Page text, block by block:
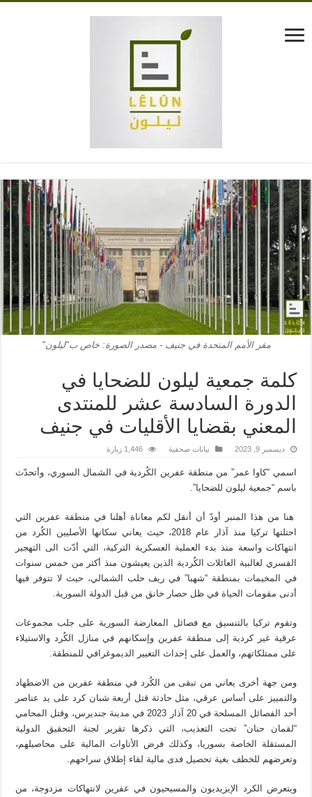
مقر الأمم المتحدة في جنيف - مصدر الصورة: خاص ب"ليلون"
كلمة جمعية ليلون للضحايا في
الدورة السادسة عشر للمنتدى
المعني بقضايا الأقليات في جنيف
ديسمبر 9, 2023 بيانات صحفية 1,446 زيارة
اسمي “كاوا عمر” من منطقة عفرين الكُردية في الشمال السوري، وأتحدّث
باسم “جمعية ليلون للضحايا”.
هنا من هذا المنبر أودّ أن أنقل لكم معاناة أهلنا في منطقة عفرين التي
احتلتها تركيا منذ آذار عام 2018، حيث يعاني سكانها الأصليين الكُرد من
انتهاكات واسعة منذ بدء العملية العسكرية التركية، التي أدّت الى التهجير
القسري لغالبية العائلات الكُردية الذين يعيشون منذ أكثر من خمس سنوات
في المخيمات بمنطقة “شهبا” في ريف حلب الشمالي، حيث لا تتوفر فيها
أدنى مقومات الحياة في ظل حصار خانق من قبل الدولة السورية.
وتقوم تركيا بالتنسيق مع فصائل المعارضة السورية على جلب مجموعات
عرقية غير كردية إلى منطقة عفرين وإسكانهم في منازل الكُرد والاستيلاء
على ممتلكاتهم، والعمل على إحداث التغيير الديموغرافي للمنطقة.
ومن جهة أخرى يعاني من تبقى من الكُرد في منطقة عفرين من الاضطهاد
والتمييز على أساس عرقي، مثل حادثة قتل أربعة شبان كرد على يد عناصر
أحد الفصائل المسلحة في 20 آذار 2023 في مدينة جنديرس، وقتل المحامي
“لقمان حنان” تحت التعذيب، التي ذكرها تقرير لجنة التحقيق الدولية
المستقلة الخاصة بسوريا، وكذلك فرض الأتاوات المالية على محاصيلهم،
وتعرضهم للخطف بغية تحصيل فدى مالية لقاء إطلاق سراحهم.
ويتعرض الكرد الإيزيديون والمسيحيون في عفرين لانتهاكات مزدوجة، من